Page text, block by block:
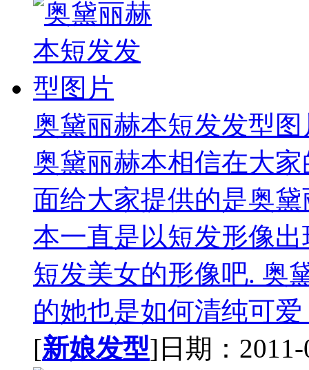
奥黛丽赫本短发发型图
奥黛丽赫本相信在大
面给大家提供的是奥
本一直是以短发形像
短发美女的形像吧. 奥
的她也是如何清纯可爱
[新娘发型]日期：2011-